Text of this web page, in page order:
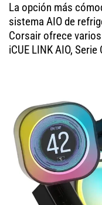
La opción más
sistema AIO de
Corsair ofrece
iCUE LINK AIO, Serie